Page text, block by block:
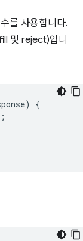
를 사용합니다.
및 reject)입니
)
{